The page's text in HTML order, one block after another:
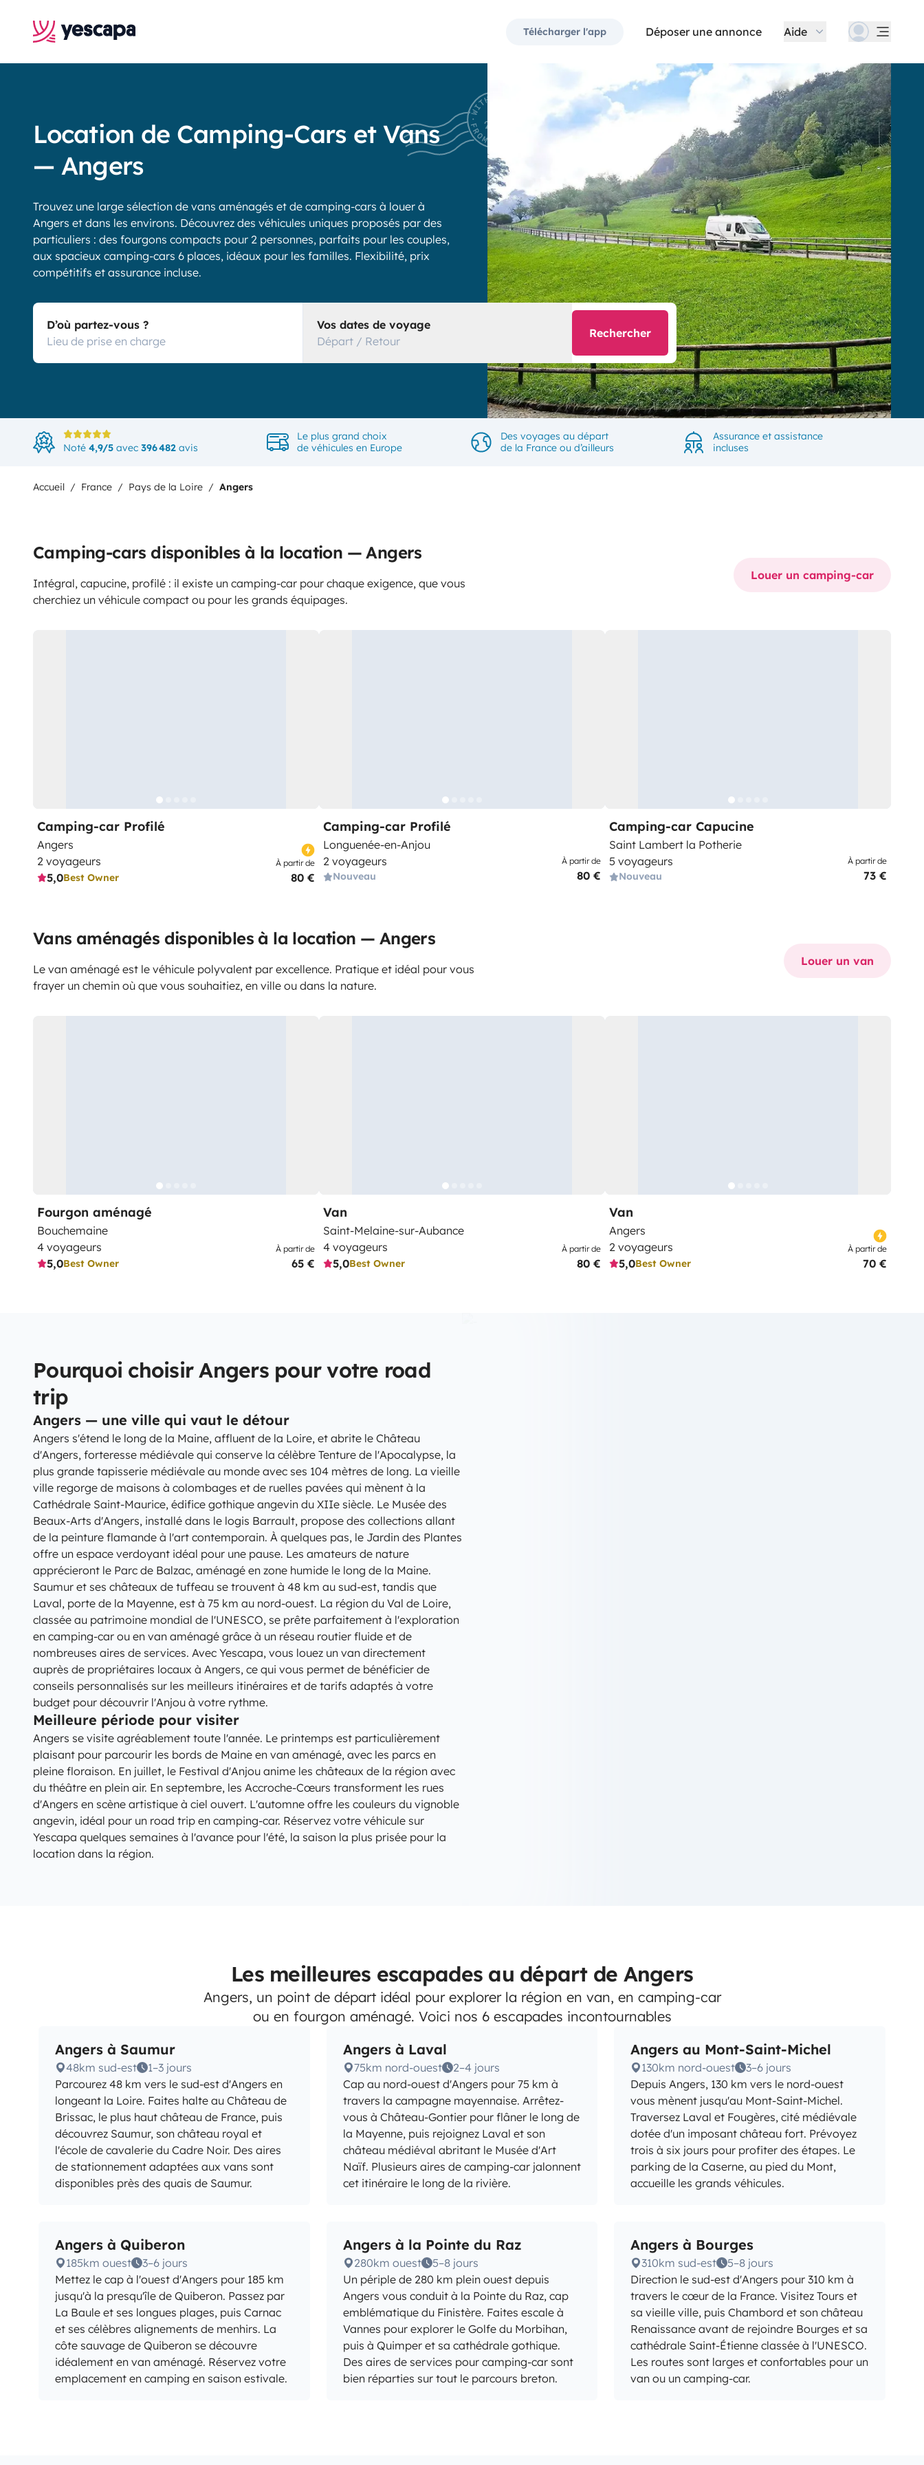
Télécharger l'app Déposer une annonce Aide
Location de Camping-Cars et Vans
— Angers
Trouvez une large sélection de vans aménagés et de camping-cars à louer à
Angers et dans les environs. Découvrez des véhicules uniques proposés par des
particuliers : des fourgons compacts pour 2 personnes, parfaits pour les couples,
aux spacieux camping-cars 6 places, idéaux pour les familles. Flexibilité, prix
compétitifs et assurance incluse.
D’où partez-vous ?
Vos dates de voyage
Départ / Retour
Rechercher
Noté 4,9/5 avec 396 482 avis
Le plus grand choix
de véhicules en Europe
Des voyages au départ
de la France ou d’ailleurs
Assurance et assistance
incluses
Accueil France Pays de la Loire Angers
Camping-cars disponibles à la location — Angers
Intégral, capucine, profilé : il existe un camping-car pour chaque exigence, que vous
cherchiez un véhicule compact ou pour les grands équipages.
Louer un camping-car
Camping-car Profilé
Angers
2 voyageurs
5,0Best Owner
À partir de
80 €
Camping-car Profilé
Longuenée-en-Anjou
2 voyageurs
Nouveau
À partir de
80 €
Camping-car Capucine
Saint Lambert la Potherie
5 voyageurs
Nouveau
À partir de
73 €
Vans aménagés disponibles à la location — Angers
Le van aménagé est le véhicule polyvalent par excellence. Pratique et idéal pour vous
frayer un chemin où que vous souhaitiez, en ville ou dans la nature.
Louer un van
Fourgon aménagé
Bouchemaine
4 voyageurs
5,0Best Owner
À partir de
65 €
Van
Saint-Melaine-sur-Aubance
4 voyageurs
5,0Best Owner
À partir de
80 €
Van
Angers
2 voyageurs
5,0Best Owner
À partir de
70 €
Pourquoi choisir Angers pour votre road
trip
Angers — une ville qui vaut le détour
Angers s'étend le long de la Maine, affluent de la Loire, et abrite le Château
d'Angers, forteresse médiévale qui conserve la célèbre Tenture de l'Apocalypse, la
plus grande tapisserie médiévale au monde avec ses 104 mètres de long. La vieille
ville regorge de maisons à colombages et de ruelles pavées qui mènent à la
Cathédrale Saint-Maurice, édifice gothique angevin du XIIe siècle. Le Musée des
Beaux-Arts d'Angers, installé dans le logis Barrault, propose des collections allant
de la peinture flamande à l'art contemporain. À quelques pas, le Jardin des Plantes
offre un espace verdoyant idéal pour une pause. Les amateurs de nature
apprécieront le Parc de Balzac, aménagé en zone humide le long de la Maine.
Saumur et ses châteaux de tuffeau se trouvent à 48 km au sud-est, tandis que
Laval, porte de la Mayenne, est à 75 km au nord-ouest. La région du Val de Loire,
classée au patrimoine mondial de l'UNESCO, se prête parfaitement à l'exploration
en camping-car ou en van aménagé grâce à un réseau routier fluide et de
nombreuses aires de services. Avec Yescapa, vous louez un van directement
auprès de propriétaires locaux à Angers, ce qui vous permet de bénéficier de
conseils personnalisés sur les meilleurs itinéraires et de tarifs adaptés à votre
budget pour découvrir l'Anjou à votre rythme.
Meilleure période pour visiter
Angers se visite agréablement toute l'année. Le printemps est particulièrement
plaisant pour parcourir les bords de Maine en van aménagé, avec les parcs en
pleine floraison. En juillet, le Festival d'Anjou anime les châteaux de la région avec
du théâtre en plein air. En septembre, les Accroche-Cœurs transforment les rues
d'Angers en scène artistique à ciel ouvert. L'automne offre les couleurs du vignoble
angevin, idéal pour un road trip en camping-car. Réservez votre véhicule sur
Yescapa quelques semaines à l'avance pour l'été, la saison la plus prisée pour la
location dans la région.
Les meilleures escapades au départ de Angers
Angers, un point de départ idéal pour explorer la région en van, en camping-car
ou en fourgon aménagé. Voici nos 6 escapades incontournables
Angers à Saumur
48km sud-est
1–3 jours
Parcourez 48 km vers le sud-est d'Angers en
longeant la Loire. Faites halte au Château de
Brissac, le plus haut château de France, puis
découvrez Saumur, son château royal et
l'école de cavalerie du Cadre Noir. Des aires
de stationnement adaptées aux vans sont
disponibles près des quais de Saumur.
Angers à Laval
75km nord-ouest
2–4 jours
Cap au nord-ouest d'Angers pour 75 km à
travers la campagne mayennaise. Arrêtez-
vous à Château-Gontier pour flâner le long de
la Mayenne, puis rejoignez Laval et son
château médiéval abritant le Musée d'Art
Naïf. Plusieurs aires de camping-car jalonnent
cet itinéraire le long de la rivière.
Angers au Mont-Saint-Michel
130km nord-ouest
3–6 jours
Depuis Angers, 130 km vers le nord-ouest
vous mènent jusqu'au Mont-Saint-Michel.
Traversez Laval et Fougères, cité médiévale
dotée d'un imposant château fort. Prévoyez
trois à six jours pour profiter des étapes. Le
parking de la Caserne, au pied du Mont,
accueille les grands véhicules.
Angers à Quiberon
185km ouest
3–6 jours
Mettez le cap à l'ouest d'Angers pour 185 km
jusqu'à la presqu'île de Quiberon. Passez par
La Baule et ses longues plages, puis Carnac
et ses célèbres alignements de menhirs. La
côte sauvage de Quiberon se découvre
idéalement en van aménagé. Réservez votre
emplacement en camping en saison estivale.
Angers à la Pointe du Raz
280km ouest
5–8 jours
Un périple de 280 km plein ouest depuis
Angers vous conduit à la Pointe du Raz, cap
emblématique du Finistère. Faites escale à
Vannes pour explorer le Golfe du Morbihan,
puis à Quimper et sa cathédrale gothique.
Des aires de services pour camping-car sont
bien réparties sur tout le parcours breton.
Angers à Bourges
310km sud-est
5–8 jours
Direction le sud-est d'Angers pour 310 km à
travers le cœur de la France. Visitez Tours et
sa vieille ville, puis Chambord et son château
Renaissance avant de rejoindre Bourges et sa
cathédrale Saint-Étienne classée à l'UNESCO.
Les routes sont larges et confortables pour un
van ou un camping-car.